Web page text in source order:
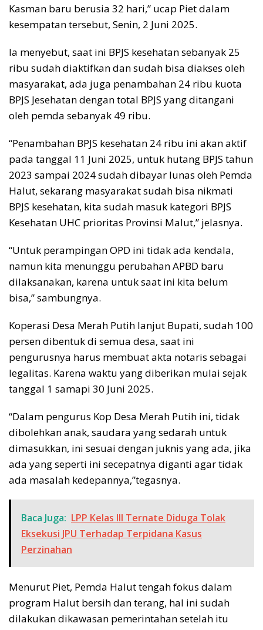
Kasman baru berusia 32 hari,” ucap Piet dalam
kesempatan tersebut, Senin, 2 Juni 2025.
Ia menyebut, saat ini BPJS kesehatan sebanyak 25
ribu sudah diaktifkan dan sudah bisa diakses oleh
masyarakat, ada juga penambahan 24 ribu kuota
BPJS Jesehatan dengan total BPJS yang ditangani
oleh pemda sebanyak 49 ribu.
“Penambahan BPJS kesehatan 24 ribu ini akan aktif
pada tanggal 11 Juni 2025, untuk hutang BPJS tahun
2023 sampai 2024 sudah dibayar lunas oleh Pemda
Halut, sekarang masyarakat sudah bisa nikmati
BPJS kesehatan, kita sudah masuk kategori BPJS
Kesehatan UHC prioritas Provinsi Malut,” jelasnya.
“Untuk perampingan OPD ini tidak ada kendala,
namun kita menunggu perubahan APBD baru
dilaksanakan, karena untuk saat ini kita belum
bisa,” sambungnya.
Koperasi Desa Merah Putih lanjut Bupati, sudah 100
persen dibentuk di semua desa, saat ini
pengurusnya harus membuat akta notaris sebagai
legalitas. Karena waktu yang diberikan mulai sejak
tanggal 1 samapi 30 Juni 2025.
“Dalam pengurus Kop Desa Merah Putih ini, tidak
dibolehkan anak, saudara yang sedarah untuk
dimasukkan, ini sesuai dengan juknis yang ada, jika
ada yang seperti ini secepatnya diganti agar tidak
ada masalah kedepannya,”tegasnya.
Baca Juga: LPP Kelas III Ternate Diduga Tolak
Eksekusi JPU Terhadap Terpidana Kasus
Perzinahan
Menurut Piet, Pemda Halut tengah fokus dalam
program Halut bersih dan terang, hal ini sudah
dilakukan dikawasan pemerintahan setelah itu